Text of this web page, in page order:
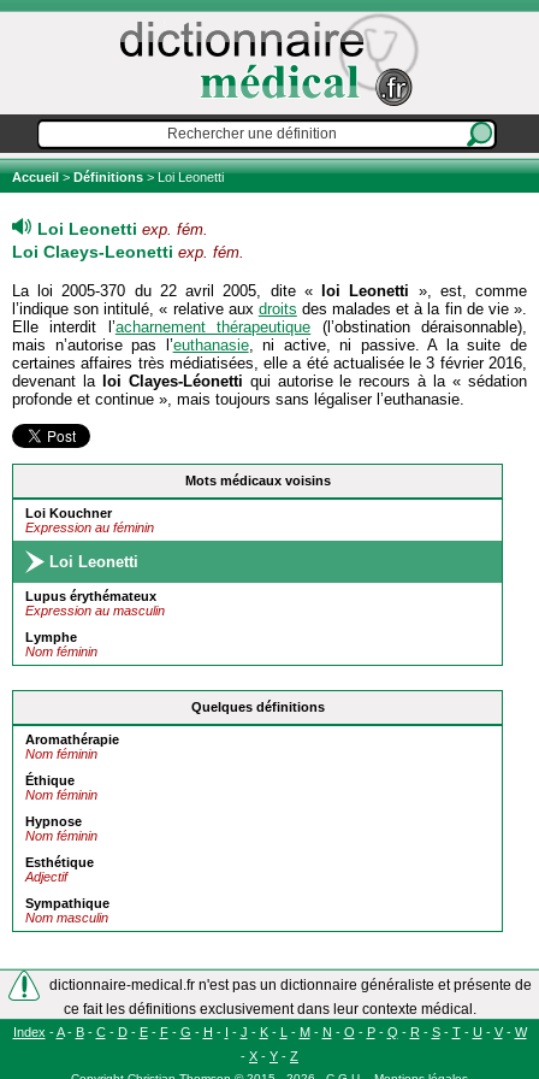
Accueil>Définitions> Loi Leonetti
Mots médicaux voisins
Loi Kouchner
Expression au féminin
Loi Leonetti
Lupus érythémateux
Expression au masculin
Lymphe
Nom féminin
Quelques définitions
Aromathérapie
Nom féminin
Éthique
Nom féminin
Hypnose
Nom féminin
Esthétique
Adjectif
Sympathique
Nom masculin
Loi Leonetti exp. fém.
Loi Claeys-Leonetti exp. fém.
La loi 2005-370 du 22 avril 2005, dite « loi Leonetti », est, comme
l’indique son intitulé, « relative aux droits des malades et à la fin de vie ».
Elle interdit l’acharnement thérapeutique (l’obstination déraisonnable),
mais n’autorise pas l’euthanasie, ni active, ni passive. A la suite de
certaines affaires très médiatisées, elle a été actualisée le 3 février 2016,
devenant la loi Clayes-Léonetti qui autorise le recours à la « sédation
profonde et continue », mais toujours sans légaliser l’euthanasie.
dictionnaire-medical.fr n'est pas un dictionnaire généraliste et présente de
ce fait les définitions exclusivement dans leur contexte médical.
Index -A- B- C- D- E- F- G - H - I - J - K- L - M- N - O - P- Q - R- S- T- U- V- W
- X - Y - Z